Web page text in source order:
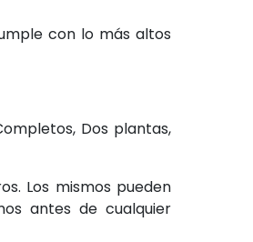
con lo más altos
Dos plantas,
Los mismos pueden
antes de cualquier